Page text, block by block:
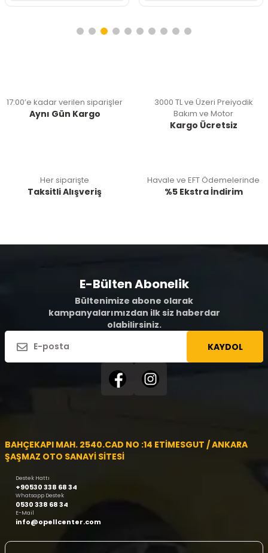
17:00’e kadar verilen siparişler
Aynı Gün Kargo
3000 TL ve Üzeri Preiyodik
Bakım ve Motor
Kargo Ücretsiz
Her siparişte
Taksitli Alışveriş
Havale ve EFT Ödemelerinde
%5 Ekstra İndirim
E-Bülten Abonelik
Bültenimize abone olarak
kampanyalarımızdan ilk siz haberdar
olabilirsiniz.
KAYDOL
BAHÇEKAPI MAH. 2540.CAD NO :14 ETİMESGUT / ANKARA
ŞAŞMAZ OTO SANAYİ SİTESİ
Destek Hattı
+90530 338 68 34
Whatsapp Destek
0530 338 68 34
E-Mail
info@opellcenter.com